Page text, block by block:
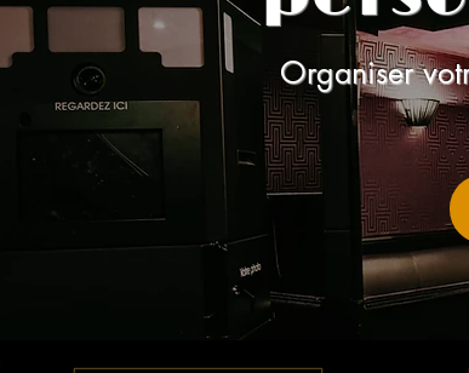
Organiser